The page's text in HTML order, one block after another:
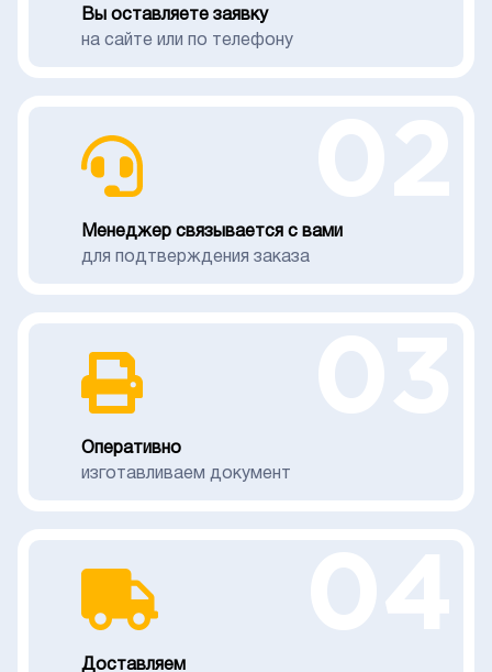
Вы оставляете заявку
на сайте или по телефону
Менеджер связывается с вами
для подтверждения заказа
Оперативно
изготавливаем документ
Доставляем